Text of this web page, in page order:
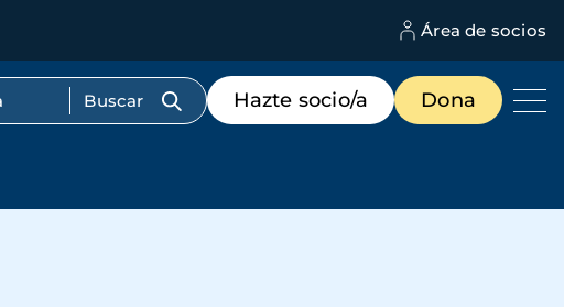
Área de socios
Menú
de
destacados
Hazte socio/a Dona